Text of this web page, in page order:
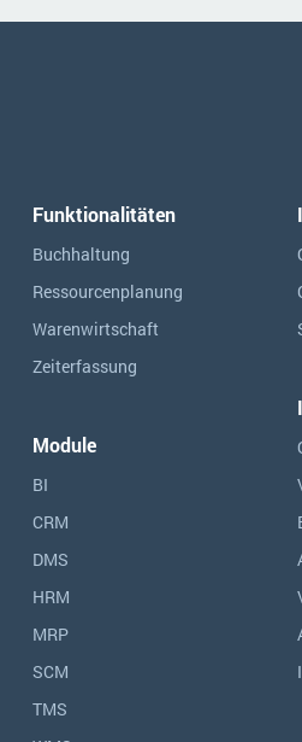
Funktionalitäten
Buchhaltung
Ressourcen­planung
Warenwirtschaft
Zeiterfassung
Module
BI
CRM
DMS
HRM
MRP
SCM
TMS